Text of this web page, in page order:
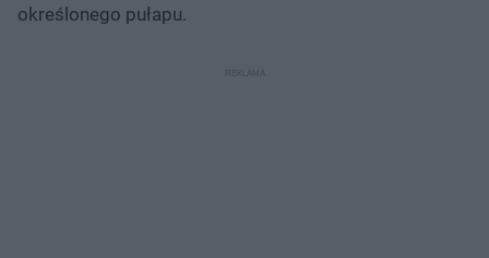
określonego pułapu.